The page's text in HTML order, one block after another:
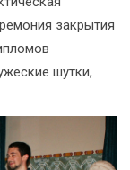
закрытия
шутки,